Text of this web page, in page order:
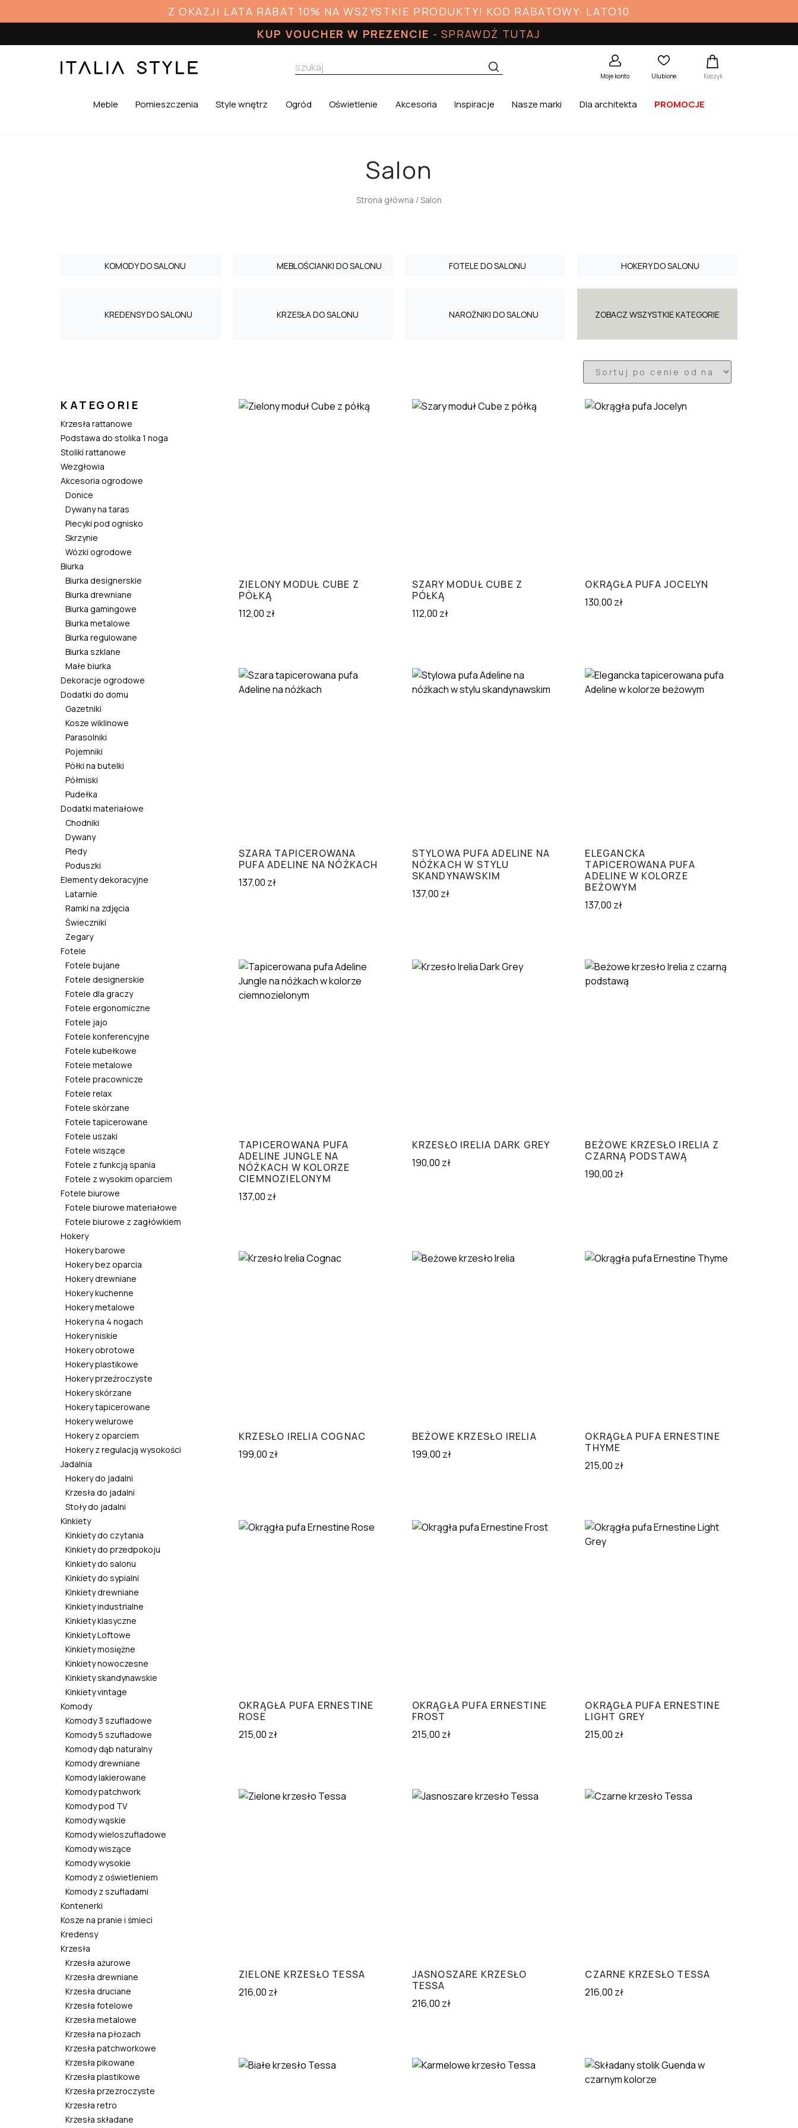
Z OKAZJI LATA RABAT 10% NA WSZYSTKIE PRODUKTY! KOD RABATOWY: LATO10
KUP VOUCHER W PREZENCIE - SPRAWDŹ TUTAJ
Moje konto Ulubione Koszyk
Meble Pomieszczenia Style wnętrz Ogród Oświetlenie Akcesoria Inspiracje Nasze marki Dla architekta PROMOCJE
Salon
Strona główna / Salon
KOMODY DO SALONU MEBLOŚCIANKI DO SALONU FOTELE DO SALONU HOKERY DO SALONU
KREDENSY DO SALONU KRZESŁA DO SALONU NAROŻNIKI DO SALONU ZOBACZ WSZYSTKIE KATEGORIE
KATEGORIE
Krzesła rattanowe
Podstawa do stolika 1 noga
Stoliki rattanowe
Wezgłowia
Akcesoria ogrodowe
Donice
Dywany na taras
Piecyki pod ognisko
Skrzynie
Wózki ogrodowe
Biurka
Biurka designerskie
Biurka drewniane
Biurka gamingowe
Biurka metalowe
Biurka regulowane
Biurka szklane
Małe biurka
Dekoracje ogrodowe
Dodatki do domu
Gazetniki
Kosze wiklinowe
Parasolniki
Pojemniki
Półki na butelki
Półmiski
Pudełka
Dodatki materiałowe
Chodniki
Dywany
Pledy
Poduszki
Elementy dekoracyjne
Latarnie
Ramki na zdjęcia
Świeczniki
Zegary
Fotele
Fotele bujane
Fotele designerskie
Fotele dla graczy
Fotele ergonomiczne
Fotele jajo
Fotele konferencyjne
Fotele kubełkowe
Fotele metalowe
Fotele pracownicze
Fotele relax
Fotele skórzane
Fotele tapicerowane
Fotele uszaki
Fotele wiszące
Fotele z funkcją spania
Fotele z wysokim oparciem
Fotele biurowe
Fotele biurowe materiałowe
Fotele biurowe z zagłówkiem
Hokery
Hokery barowe
Hokery bez oparcia
Hokery drewniane
Hokery kuchenne
Hokery metalowe
Hokery na 4 nogach
Hokery niskie
Hokery obrotowe
Hokery plastikowe
Hokery przeźroczyste
Hokery skórzane
Hokery tapicerowane
Hokery welurowe
Hokery z oparciem
Hokery z regulacją wysokości
Jadalnia
Hokery do jadalni
Krzesła do jadalni
Stoły do jadalni
Kinkiety
Kinkiety do czytania
Kinkiety do przedpokoju
Kinkiety do salonu
Kinkiety do sypialni
Kinkiety drewniane
Kinkiety industrialne
Kinkiety klasyczne
Kinkiety Loftowe
Kinkiety mosiężne
Kinkiety nowoczesne
Kinkiety skandynawskie
Kinkiety vintage
Komody
Komody 3 szufladowe
Komody 5 szufladowe
Komody dąb naturalny
Komody drewniane
Komody lakierowane
Komody patchwork
Komody pod TV
Komody wąskie
Komody wieloszufladowe
Komody wiszące
Komody wysokie
Komody z oświetleniem
Komody z szufladami
Kontenerki
Kosze na pranie i śmieci
Kredensy
Krzesła
Krzesła ażurowe
Krzesła drewniane
Krzesła druciane
Krzesła fotelowe
Krzesła metalowe
Krzesła na płozach
Krzesła patchworkowe
Krzesła pikowane
Krzesła plastikowe
Krzesła przezroczyste
Krzesła retro
Krzesła składane
ZIELONY MODUŁ CUBE Z
PÓŁKĄ
112,00 zł
SZARY MODUŁ CUBE Z
PÓŁKĄ
112,00 zł
OKRĄGŁA PUFA JOCELYN
130,00 zł
SZARA TAPICEROWANA
PUFA ADELINE NA NÓŻKACH
137,00 zł
STYLOWA PUFA ADELINE NA
NÓŻKACH W STYLU
SKANDYNAWSKIM
137,00 zł
ELEGANCKA
TAPICEROWANA PUFA
ADELINE W KOLORZE
BEŻOWYM
137,00 zł
TAPICEROWANA PUFA
ADELINE JUNGLE NA
NÓŻKACH W KOLORZE
CIEMNOZIELONYM
137,00 zł
KRZESŁO IRELIA DARK GREY
190,00 zł
BEŻOWE KRZESŁO IRELIA Z
CZARNĄ PODSTAWĄ
190,00 zł
KRZESŁO IRELIA COGNAC
199,00 zł
BEŻOWE KRZESŁO IRELIA
199,00 zł
OKRĄGŁA PUFA ERNESTINE
THYME
215,00 zł
OKRĄGŁA PUFA ERNESTINE
ROSE
215,00 zł
OKRĄGŁA PUFA ERNESTINE
FROST
215,00 zł
OKRĄGŁA PUFA ERNESTINE
LIGHT GREY
215,00 zł
ZIELONE KRZESŁO TESSA
216,00 zł
JASNOSZARE KRZESŁO
TESSA
216,00 zł
CZARNE KRZESŁO TESSA
216,00 zł